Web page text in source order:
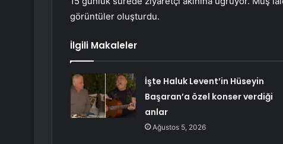
görüntüler oluşturdu.
İlgili Makaleler
İşte Haluk Levent’in Hüseyin
Başaran’a özel konser verdiği
anlar
Ağustos 5, 2026